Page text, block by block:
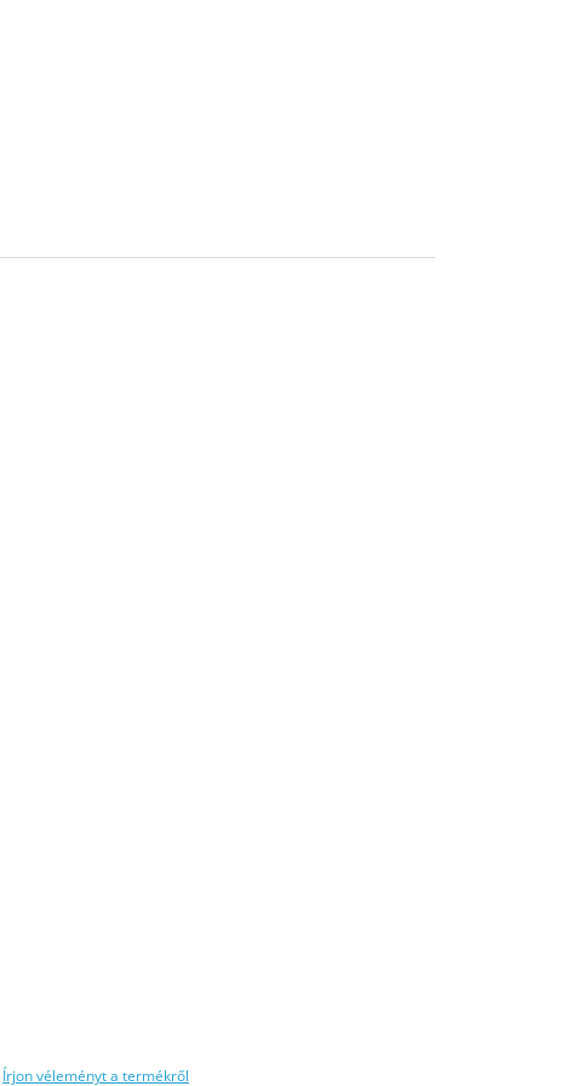
Írjon véleményt a termékről